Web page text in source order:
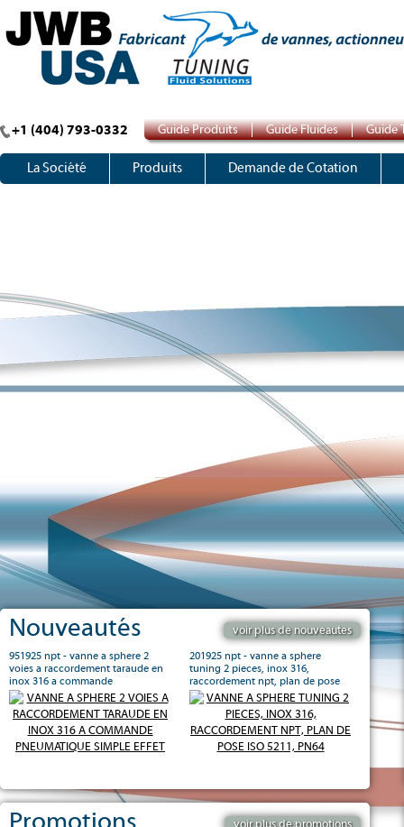
+1 (404) 793-0332 Guide Produits Guide Fluides Guide
La Société Produits Demande de Cotation
Nouveautés voir plus de nouveautes
951925 npt - vanne a sphere 2
voies a raccordement taraude en
inox 316 a commande
pneumatique simple effet
201925 npt - vanne a sphere
tuning 2 pieces, inox 316,
raccordement npt, plan de pose
iso 5211, pn64
voir plus de promotions